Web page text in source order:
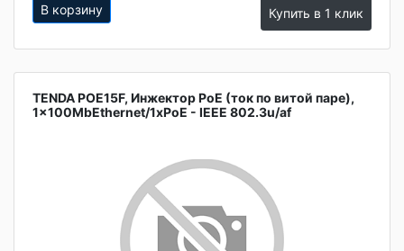
В корзину Купить в 1 клик
TENDA POE15F, Инжектор PoE (ток по витой паре),
1x100MbEthernet/1xPoE - IEEE 802.3u/af